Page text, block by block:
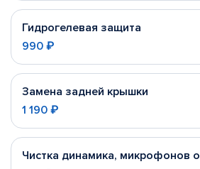
Гидрогелевая защита
990 ₽
Замена задней крышки
1 190 ₽
Чистка динамика, микрофонов